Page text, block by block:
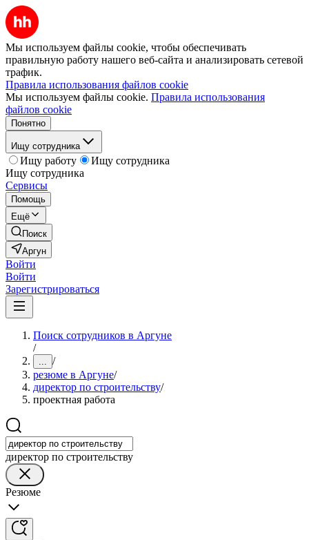
Мы используем файлы cookie, чтобы обеспечивать
правильную работу нашего веб-сайта и анализировать сетевой
трафик.
Правила использования файлов cookie
Мы используем файлы cookie. Правила использования
файлов cookie
Понятно
Ищу сотрудника
Ищу работу
Ищу сотрудника
Ищу сотрудника
Сервисы
Помощь
Ещё
Поиск
Аргун
Войти
Войти
Зарегистрироваться
Поиск сотрудников в Аргуне
/
... /
резюме в Аргуне/
директор по строительству/
проектная работа
директор по строительству
Резюме